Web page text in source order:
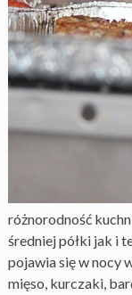
różnorodność
średniej półki jak i
pojawia się w nocy
mięso, kurczaki,